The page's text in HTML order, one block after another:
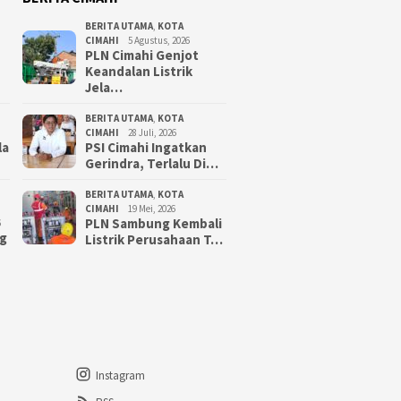
BERITA UTAMA, KOTA
CIMAHI
5 Agustus, 2026
PLN Cimahi Genjot
Keandalan Listrik
Jela…
BERITA UTAMA, KOTA
CIMAHI
28 Juli, 2026
PSI Cimahi Ingatkan
Gerindra, Terlalu Di…
BERITA UTAMA, KOTA
CIMAHI
19 Mei, 2026
PLN Sambung Kembali
Listrik Perusahaan T…
Instagram